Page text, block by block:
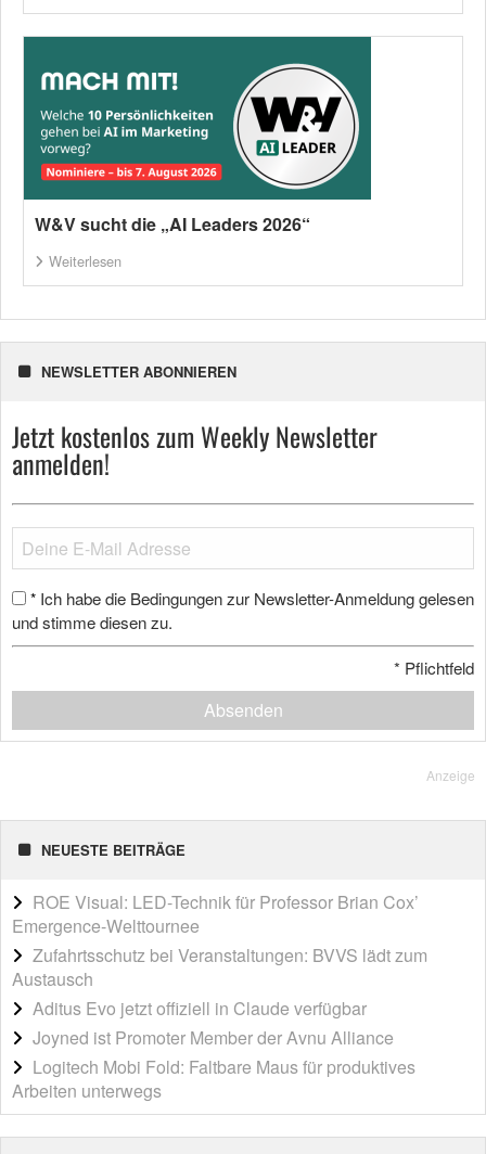
W&V sucht die „AI Leaders 2026“
Weiterlesen
NEWSLETTER ABONNIEREN
Jetzt kostenlos zum Weekly Newsletter
anmelden!
* Ich habe die Bedingungen zur Newsletter-Anmeldung gelesen
und stimme diesen zu.
* Pflichtfeld
Absenden
Anzeige
NEUESTE BEITRÄGE
ROE Visual: LED-Technik für Professor Brian Cox’
Emergence-Welttournee
Zufahrtsschutz bei Veranstaltungen: BVVS lädt zum
Austausch
Aditus Evo jetzt offiziell in Claude verfügbar
Joyned ist Promoter Member der Avnu Alliance
Logitech Mobi Fold: Faltbare Maus für produktives
Arbeiten unterwegs